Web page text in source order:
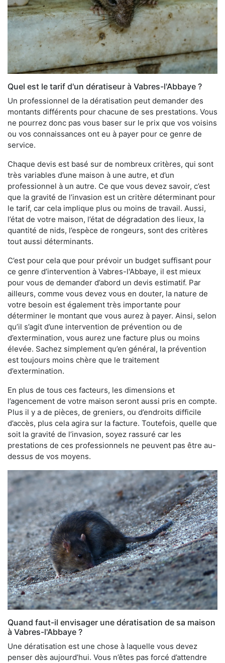
Quel est le tarif d'un dératiseur à Vabres-l'Abbaye ?
Un professionnel de la dératisation peut demander des
montants différents pour chacune de ses prestations. Vous
ne pourrez donc pas vous baser sur le prix que vos voisins
ou vos connaissances ont eu à payer pour ce genre de
service.
Chaque devis est basé sur de nombreux critères, qui sont
très variables d’une maison à une autre, et d’un
professionnel à un autre. Ce que vous devez savoir, c’est
que la gravité de l’invasion est un critère déterminant pour
le tarif, car cela implique plus ou moins de travail. Aussi,
l’état de votre maison, l’état de dégradation des lieux, la
quantité de nids, l’espèce de rongeurs, sont des critères
tout aussi déterminants.
C’est pour cela que pour prévoir un budget suffisant pour
ce genre d’intervention à Vabres-l'Abbaye, il est mieux
pour vous de demander d’abord un devis estimatif. Par
ailleurs, comme vous devez vous en douter, la nature de
votre besoin est également très importante pour
déterminer le montant que vous aurez à payer. Ainsi, selon
qu’il s’agit d’une intervention de prévention ou de
d’extermination, vous aurez une facture plus ou moins
élevée. Sachez simplement qu’en général, la prévention
est toujours moins chère que le traitement
d’extermination.
En plus de tous ces facteurs, les dimensions et
l’agencement de votre maison seront aussi pris en compte.
Plus il y a de pièces, de greniers, ou d’endroits difficile
d’accès, plus cela agira sur la facture. Toutefois, quelle que
soit la gravité de l’invasion, soyez rassuré car les
prestations de ces professionnels ne peuvent pas être au-
dessus de vos moyens.
Quand faut-il envisager une dératisation de sa maison
à Vabres-l'Abbaye ?
Une dératisation est une chose à laquelle vous devez
penser dès aujourd’hui. Vous n’êtes pas forcé d’attendre